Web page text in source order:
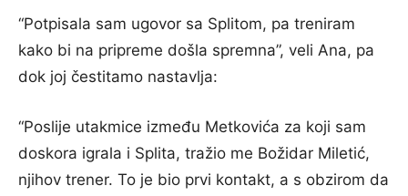
“Potpisala sam ugovor sa Splitom, pa treniram
kako bi na pripreme došla spremna”, veli Ana, pa
dok joj čestitamo nastavlja:
“Poslije utakmice između Metkovića za koji sam
doskora igrala i Splita, tražio me Božidar Miletić,
njihov trener. To je bio prvi kontakt, a s obzirom da